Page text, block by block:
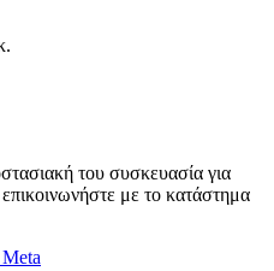
του συσκευασία για
με το κατάστημα